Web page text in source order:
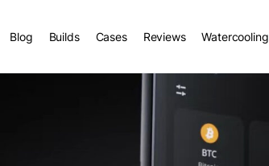
Blog Builds Cases Reviews Watercooling